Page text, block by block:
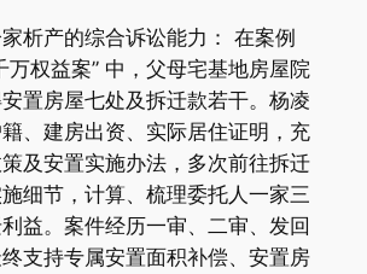
析产的综合诉讼能力： 在案例
万权益案” 中，父母宅基地房屋院
置房屋七处及拆迁款若干。杨凌
、建房出资、实际居住证明，充
及安置实施办法，多次前往拆迁
细节，计算、梳理委托人一家三
益。案件经历一审、二审、发回
支持专属安置面积补偿、安置房